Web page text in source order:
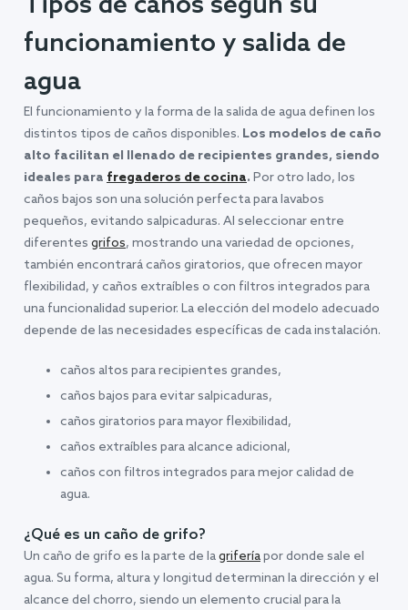
Tipos de caños según su
funcionamiento y salida de
agua
El funcionamiento y la forma de la salida de agua definen los
distintos tipos de caños disponibles. Los modelos de caño
alto facilitan el llenado de recipientes grandes, siendo
ideales para fregaderos de cocina. Por otro lado, los
caños bajos son una solución perfecta para lavabos
pequeños, evitando salpicaduras. Al seleccionar entre
diferentes grifos, mostrando una variedad de opciones,
también encontrará caños giratorios, que ofrecen mayor
flexibilidad, y caños extraíbles o con filtros integrados para
una funcionalidad superior. La elección del modelo adecuado
depende de las necesidades específicas de cada instalación.
caños altos para recipientes grandes,
caños bajos para evitar salpicaduras,
caños giratorios para mayor flexibilidad,
caños extraíbles para alcance adicional,
caños con filtros integrados para mejor calidad de
agua.
¿Qué es un caño de grifo?
Un caño de grifo es la parte de lagriferíapor donde sale el
agua. Su forma, altura y longitud determinan la dirección y el
alcance del chorro, siendo un elemento crucial para la